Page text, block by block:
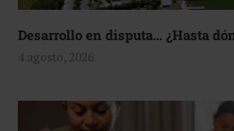
Desarrollo en disputa… ¿Hasta
4 agosto, 2026